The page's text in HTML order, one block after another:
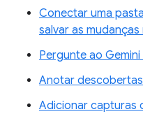
Conectar uma
salvar as
Pergunte ao
Anotar
Adicionar capturas